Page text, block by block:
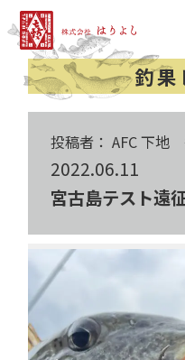
釣
投稿者： AFC 下地
2022.06.11
宮古島テスト遠